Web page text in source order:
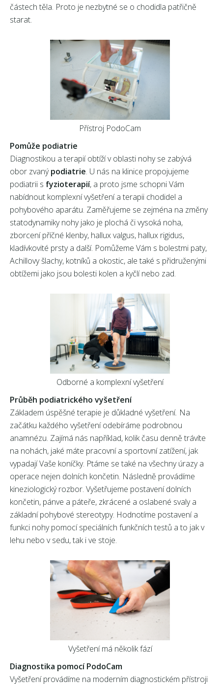
částech těla. Proto je nezbytné se o chodidla patřičně
starat.
Přístroj PodoCam
Pomůže podiatrie
Diagnostikou a terapií obtíží v oblasti nohy se zabývá
obor zvanýpodiatrie. U nás na klinice propojujeme
podiatrii s fyzioterapií, a proto jsme schopni Vám
nabídnout komplexní vyšetření a terapii chodidel a
pohybového aparátu. Zaměřujeme se zejména na změny
statodynamiky nohy jako je plochá či vysoká noha,
zborcení příčné klenby, hallux valgus, hallux rigidus,
kladívkovité prsty a další. Pomůžeme Vám s bolestmi paty,
Achillovy šlachy, kotníků a okostic, ale také s přidruženými
obtížemi jako jsou bolesti kolen a kyčlí nebo zad.
Odborné a komplexní vyšetření
Průběh podiatrického vyšetření
Základem úspěšné terapie je důkladné vyšetření. Na
začátku každého vyšetření odebíráme podrobnou
anamnézu. Zajímá nás například, kolik času denně trávíte
na nohách, jaké máte pracovní a sportovní zatížení, jak
vypadají Vaše koníčky. Ptáme se také na všechny úrazy a
operace nejen dolních končetin. Následně provádíme
kineziologický rozbor. Vyšetřujeme postavení dolních
končetin, pánve a páteře, zkrácené a oslabené svaly a
základní pohybové stereotypy. Hodnotíme postavení a
funkci nohy pomocí speciálních funkčních testů a to jak v
lehu nebo v sedu, tak i ve stoje.
Vyšetření má několik fází
Diagnostika pomocí PodoCam
Vyšetření provádíme na moderním diagnostickém přístroji